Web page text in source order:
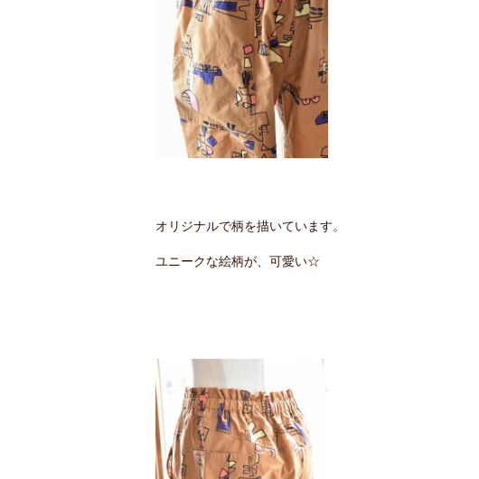
オリジナルで柄を描いています。
ユニークな絵柄が、可愛い☆